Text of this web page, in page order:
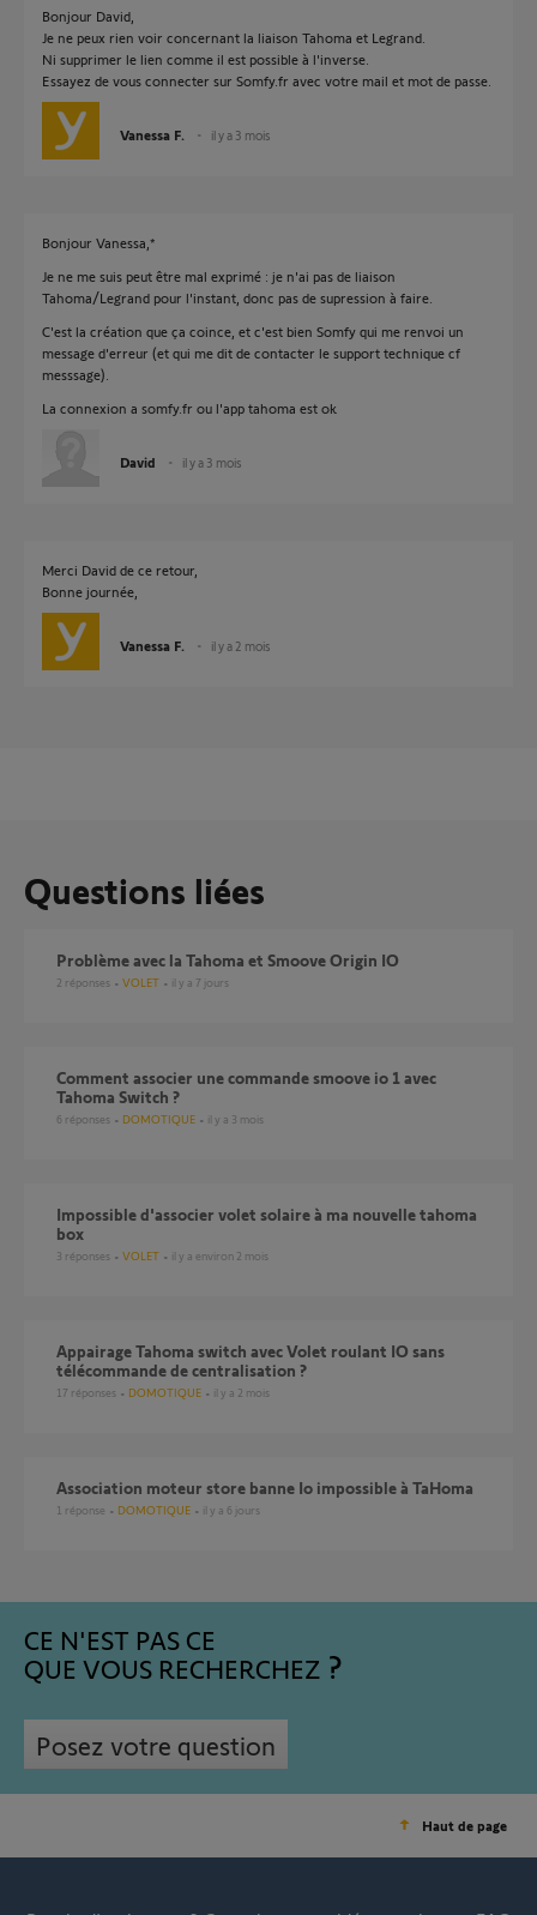
Bonjour David,
Je ne peux rien voir concernant la liaison Tahoma et Legrand.
Ni supprimer le lien comme il est possible à l'inverse.
Essayez de vous connecter sur Somfy.fr avec votre mail et mot de passe.
Vanessa F. il y a 3 mois
Bonjour Vanessa,*
Je ne me suis peut être mal exprimé : je n'ai pas de liaison
Tahoma/Legrand pour l'instant, donc pas de supression à faire.
C'est la création que ça coince, et c'est bien Somfy qui me renvoi un
message d'erreur (et qui me dit de contacter le support technique cf
messsage).
La connexion a somfy.fr ou l'app tahoma est ok
David il y a 3 mois
Merci David de ce retour,
Bonne journée,
Vanessa F. il y a 2 mois
Questions liées
Problème avec la Tahoma et Smoove Origin IO
2 réponses VOLET il y a 7 jours
Comment associer une commande smoove io 1 avec
Tahoma Switch ?
6 réponses DOMOTIQUE il y a 3 mois
Impossible d'associer volet solaire à ma nouvelle tahoma
box
3 réponses VOLET il y a environ 2 mois
Appairage Tahoma switch avec Volet roulant IO sans
télécommande de centralisation ?
17 réponses DOMOTIQUE il y a 2 mois
Association moteur store banne Io impossible à TaHoma
1 réponse DOMOTIQUE il y a 6 jours
CE N'EST PAS CE
QUE VOUS RECHERCHEZ
Posez votre question
Haut de page